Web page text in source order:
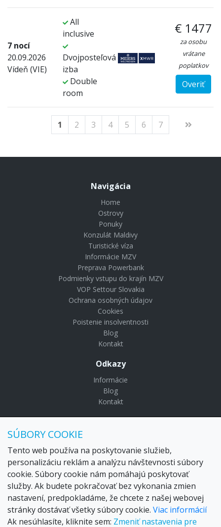
7 nocí
20.09.2026
Vídeň (VIE)
All
inclusive
Dvojposteľová
izba
Double
room
€ 1477
za osobu
vrátane
poplatkov
Overiť
1 2 3 4 5 6 7
Navigácia
Home
Ostrovy
Ponuky
Konzulát Maldivy
Turistické víza
Informácie MZV
Preprava Powerbank
Podmienky vstupu do krajín MZV
VOP Settour Slovakia
Ochrana osobných údajov
Cookies
Poistenie insolventnosti
Blog
Kontakt
Odkazy
Informácie
Blog
Kontakt
Maldivy.sk je značkou
Sídlo:Lazaretská 29, Bratislava 81109
Email:settour@settour.sk
Telefón: 02 529 279 17, 529 328 68-9
IČO: 36179825
IČ-DPH:SK2020057314
OR SRBratislava I. odd.: Sro, vložka: 29873/V
SÚBORY COOKIE
Tento web používa na poskytovanie služieb,
personalizáciu reklám a analýzu návštevnosti súbory
cookie. Súbory cookie nám pomáhajú poskytovať
služby. Ak budete pokračovať bez vykonania zmien
nastavení, predpokladáme, že chcete z našej webovej
stránky dostávať všetky súbory cookie. Viac informácií
Ak nesúhlasíte, kliknite sem: Zmeniť nastavenia pre